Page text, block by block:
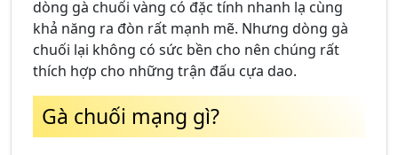
dòng gà chuối vàng có đặc tính nhanh lạ cùng
khả năng ra đòn rất mạnh mẽ. Nhưng dòng gà
chuối lại không có sức bền cho nên chúng rất
thích hợp cho những trận đấu cựa dao.
Gà chuối mạng gì?